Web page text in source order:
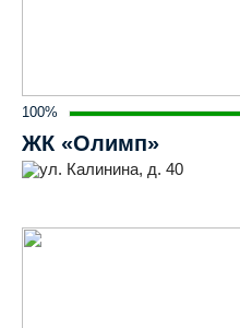
100%
ЖК «Олимп»
ул. Калинина, д. 40